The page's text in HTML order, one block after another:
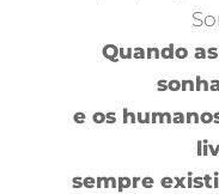
Quando
e os
sempre